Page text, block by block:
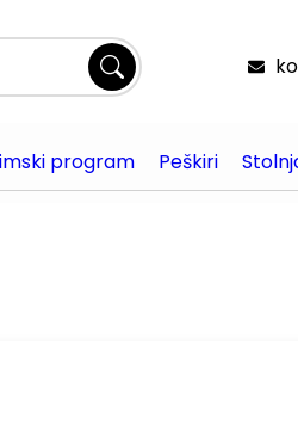
program Peškiri